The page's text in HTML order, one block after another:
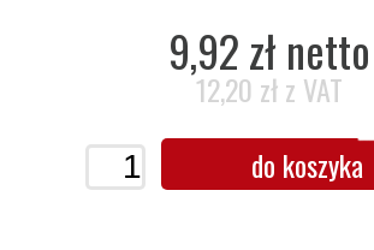
9,92 zł netto
12,20 zł z VAT
do koszyka